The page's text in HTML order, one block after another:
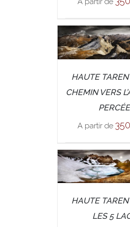
SELECT
HAUTE
CHEMIN VERS
PERCÉE
A partir de
SELECT
HAUTE
LES 5